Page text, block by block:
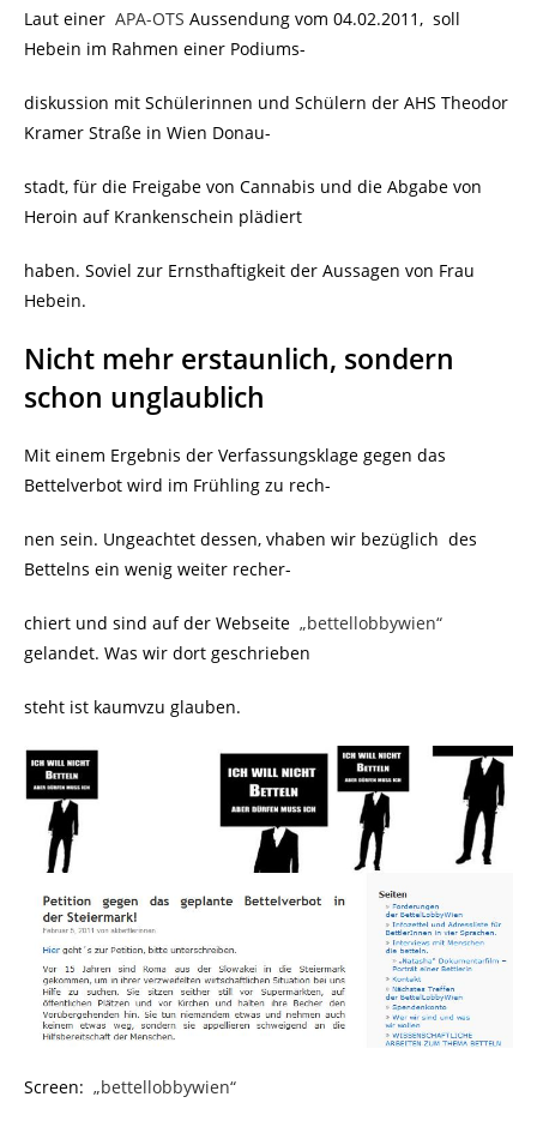
Laut einer APA-OTS Aussendung vom 04.02.2011, soll
Hebein im Rahmen einer Podiums-
diskussion mit Schülerinnen und Schülern der AHS Theodor
Kramer Straße in Wien Donau-
stadt, für die Freigabe von Cannabis und die Abgabe von
Heroin auf Krankenschein plädiert
haben. Soviel zur Ernsthaftigkeit der Aussagen von Frau
Hebein.
Nicht mehr erstaunlich, sondern
schon unglaublich
Mit einem Ergebnis der Verfassungsklage gegen das
Bettelverbot wird im Frühling zu rech-
nen sein. Ungeachtet dessen, vhaben wir bezüglich des
Bettelns ein wenig weiter recher-
chiert und sind auf der Webseite „bettellobbywien“
gelandet. Was wir dort geschrieben
steht ist kaumvzu glauben.
Screen: „bettellobbywien“